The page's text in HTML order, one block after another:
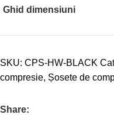
Ghid dimensiuni
SKU: CPS-HW-BLACK
compresie, Șosete de
Share: